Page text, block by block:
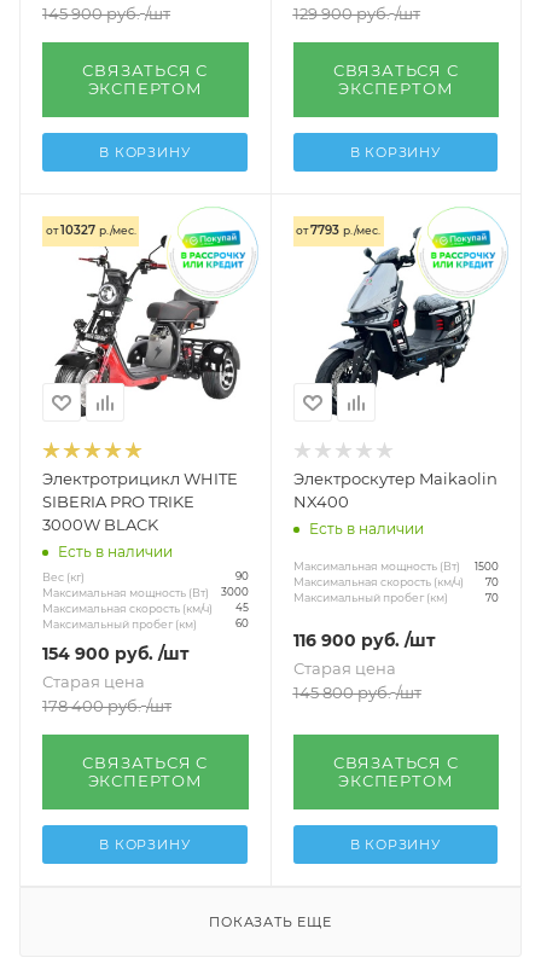
145 900руб. /шт
СВЯЗАТЬСЯ С
ЭКСПЕРТОМ
В КОРЗИНУ
129 900руб. /шт
СВЯЗАТЬСЯ С
ЭКСПЕРТОМ
В КОРЗИНУ
от10327 р./мес.
Электротрицикл WHITE
SIBERIA PRO TRIKE
3000W BLACK
Есть в наличии
Вес (кг) 90
Максимальная мощность (Вт) 3000
Максимальная скорость (км/ч) 45
Максимальный пробег (км) 60
154 900 руб. /шт
Старая цена
178 400руб. /шт
СВЯЗАТЬСЯ С
ЭКСПЕРТОМ
В КОРЗИНУ
от7793 р./мес.
Электроскутер Maikaolin
NX400
Есть в наличии
Максимальная мощность (Вт) 1500
Максимальная скорость (км/ч) 70
Максимальный пробег (км) 70
116 900 руб. /шт
Старая цена
145 800руб. /шт
СВЯЗАТЬСЯ С
ЭКСПЕРТОМ
В КОРЗИНУ
ПОКАЗАТЬ ЕЩЕ